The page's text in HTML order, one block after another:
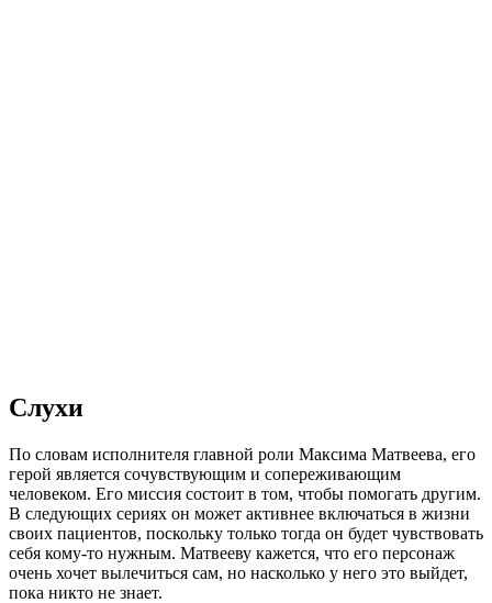
Слухи
По словам исполнителя главной роли Максима Матвеева, его
герой является сочувствующим и сопереживающим
человеком. Его миссия состоит в том, чтобы помогать другим.
В следующих сериях он может активнее включаться в жизни
своих пациентов, поскольку только тогда он будет чувствовать
себя кому-то нужным. Матвееву кажется, что его персонаж
очень хочет вылечиться сам, но насколько у него это выйдет,
пока никто не знает.